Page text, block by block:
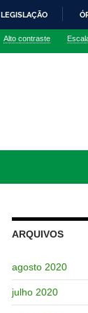
LEGISLAÇÃO
Alto contraste
ARQUIVOS
agosto 2020
julho 2020